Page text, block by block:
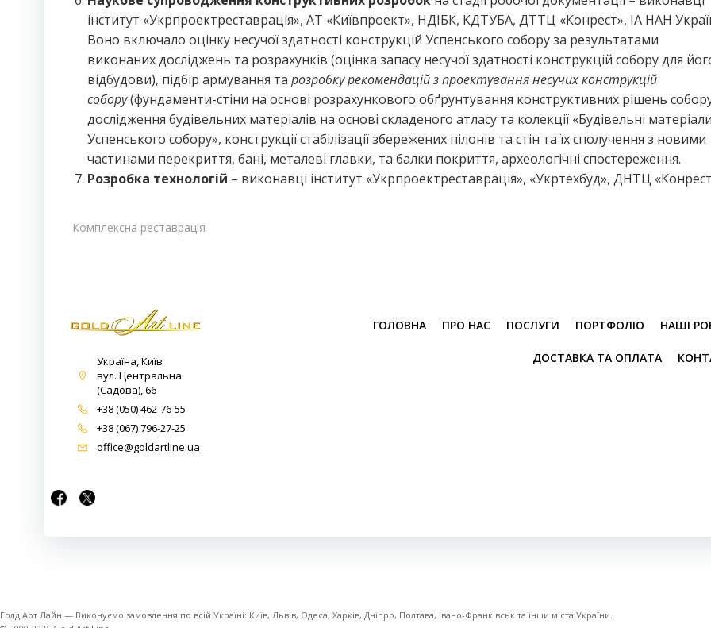
інститут «Укрпроектреставрація», АТ «Київпроект», НДІБК, КДТУБА, ДТТЦ «Конрест», ІА НАН
Воно включало оцінку несучої здатності конструкцій Успенського собору за результатами
виконаних досліджень та розрахунків (оцінка запасу несучої здатності конструкцій собору для
відбудови), підбір армування та розробку рекомендацій з проектування несучих конструкцій
собору(фундаменти-стіни на основі розрахункового обґрунтування конструктивних рішень
дослідження будівельних матеріалів на основі складеного атласу та колекції «Будівельні
Успенського собору», конструкції стабілізації збережених пілонів та стін та їх сполучення з новими
частинами перекриття, бані, металеві главки, та балки покриття, археологічні спостереження.
Розробка технологій – виконавці інститут «Укрпроектреставрація», «Укртехбуд», ДНТЦ
Комплексна реставрація
Україна, Київ
вул. Центральна
(Садова), 66
+38 (050) 462-76-55
+38 (067) 796-27-25
office@goldartline.ua
ГОЛОВНА ПРО НАС ПОСЛУГИ ПОРТФОЛІО НАШІ
ДОСТАВКА ТА ОПЛАТА
Голд Арт Лайн — Виконуємо замовлення по всій Україні: Київ, Львів, Одеса, Харків, Дніпро, Полтава, Івано-Франківськ та інши міста України.